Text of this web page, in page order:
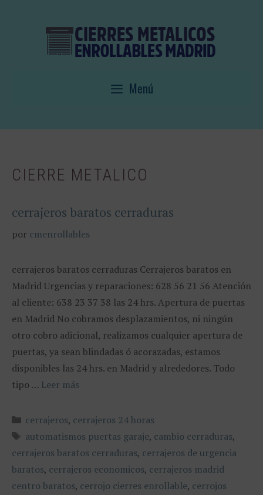
Menú
CIERRE METALICO
cerrajeros baratos cerraduras
por cmenrollables
cerrajeros baratos cerraduras Cerrajeros baratos en
Madrid Urgencias y reparaciones: 628 56 21 56 Atención
al cliente: 638 23 37 38 las 24 hrs. Apertura de puertas
en Madrid No cobramos desplazamientos, ni ningún
otro cobro adicional, realizamos cualquier apertura de
puertas, ya sean blindadas ó acorazadas, estamos
disponibles las 24 hrs. en Madrid y alrededores. Todo
tipo … Leer más
Categorías
cerrajeros, cerrajeros 24 horas
Etiquetas
automatismos puertas garaje, cambio cerraduras,
cerrajeros baratos cerraduras, cerrajeros de urgencia
baratos, cerrajeros economicos, cerrajeros madrid
centro baratos, cerrojo cierres enrollable, cerrojos